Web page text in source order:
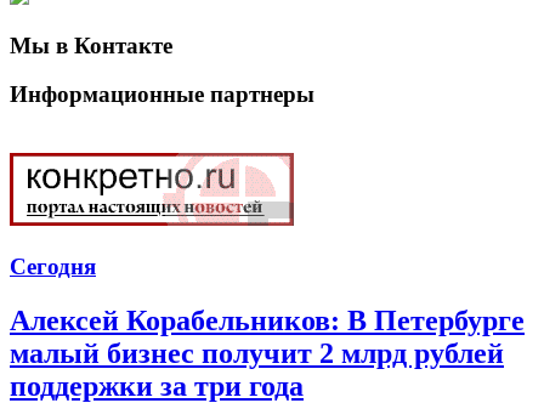
Мы в Контакте
Информационные партнеры
Сегодня
Алексей Корабельников: В Петербурге
малый бизнес получит 2 млрд рублей
поддержки за три года